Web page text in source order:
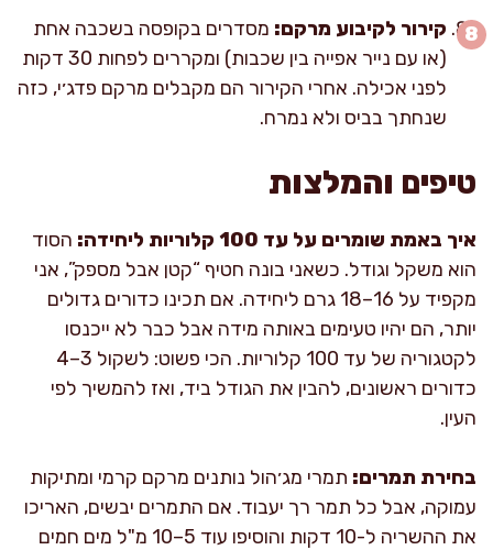
קירור לקיבוע מרקם: מסדרים בקופסה בשכבה אחת
(או עם נייר אפייה בין שכבות) ומקררים לפחות 30 דקות
לפני אכילה. אחרי הקירור הם מקבלים מרקם פדג׳י, כזה
שנחתך בביס ולא נמרח.
טיפים והמלצות
איך באמת שומרים על עד 100 קלוריות ליחידה:
הסוד
הוא משקל וגודל. כשאני בונה חטיף “קטן אבל מספק”, אני
מקפיד על 16–18 גרם ליחידה. אם תכינו כדורים גדולים
יותר, הם יהיו טעימים באותה מידה אבל כבר לא ייכנסו
לקטגוריה של עד 100 קלוריות. הכי פשוט: לשקול 3–4
כדורים ראשונים, להבין את הגודל ביד, ואז להמשיך לפי
העין.
בחירת תמרים: תמרי מג׳הול נותנים מרקם קרמי ומתיקות
עמוקה, אבל כל תמר רך יעבוד. אם התמרים יבשים, האריכו
את ההשריה ל-10 דקות והוסיפו עוד 5–10 מ"ל מים חמים